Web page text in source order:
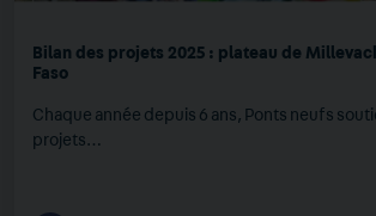
Bilan des projets 2025 : plateau de
Faso
Chaque année depuis 6 ans, Ponts neufs
projets…